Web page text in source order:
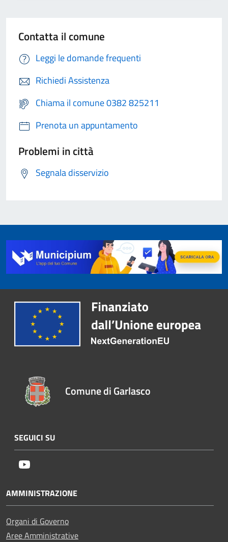
Contatta il comune
Leggi le domande frequenti
Richiedi Assistenza
Chiama il comune 0382 825211
Prenota un appuntamento
Problemi in città
Segnala disservizio
Comune di Garlasco
SEGUICI SU
AMMINISTRAZIONE
Organi di Governo
Aree Amministrative